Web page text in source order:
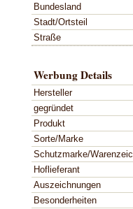
Bundesland
Stadt/Ortsteil
Straße
Werbung Details
Hersteller
gegründet
Produkt
Sorte/Marke
Schutzmarke/
Hoflieferant
Auszeichnungen
Besonderheiten